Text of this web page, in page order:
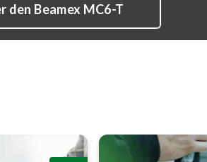
den Beamex MC6-T